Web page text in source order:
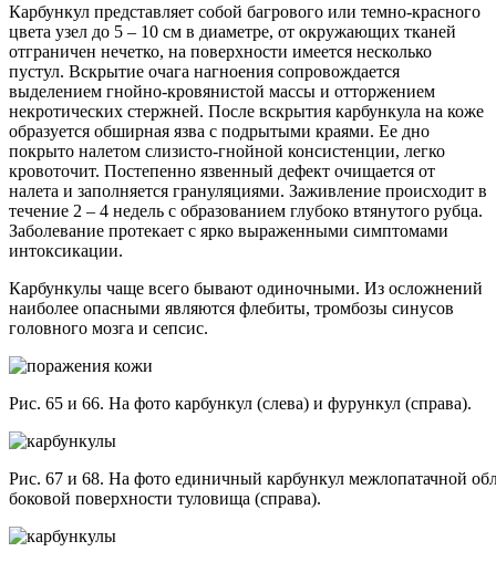
Карбункул представляет собой багрового или темно-красного
цвета узел до 5 – 10 см в диаметре, от окружающих тканей
отграничен нечетко, на поверхности имеется несколько
пустул. Вскрытие очага нагноения сопровождается
выделением гнойно-кровянистой массы и отторжением
некротических стержней. После вскрытия карбункула на коже
образуется обширная язва с подрытыми краями. Ее дно
покрыто налетом слизисто-гнойной консистенции, легко
кровоточит. Постепенно язвенный дефект очищается от
налета и заполняется грануляциями. Заживление происходит в
течение 2 – 4 недель с образованием глубоко втянутого рубца.
Заболевание протекает с ярко выраженными симптомами
интоксикации.
Карбункулы чаще всего бывают одиночными. Из осложнений
наиболее опасными являются флебиты, тромбозы синусов
головного мозга и сепсис.
Рис. 65 и 66. На фото карбункул (слева) и фурункул (справа).
Рис. 67 и 68. На фото единичный карбункул межлопатачной
боковой поверхности туловища (справа).